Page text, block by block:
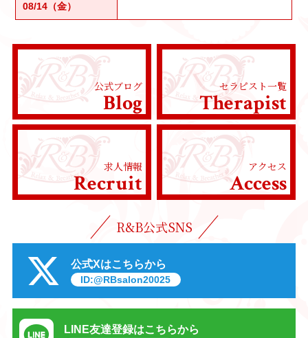
08/14（金）
公式ブログ
Blog
セラピスト一覧
Therapist
求人情報
Recruit
アクセス
Access
R&B公式SNS
公式Xはこちらから
ID:@RBsalon20025
LINE友達登録はこちらから